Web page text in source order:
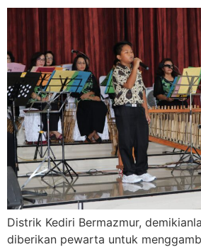
Distrik Kediri Bermazmur,
diberikan pewarta untuk